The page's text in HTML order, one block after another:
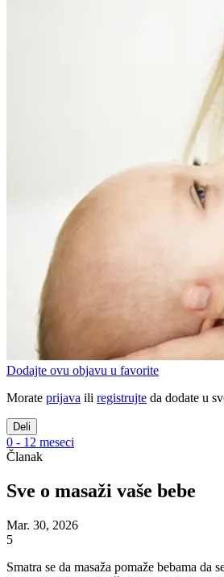
Dodajte ovu objavu u favorite
Morate prijava ili registrujte da dodate u
Deli
0 - 12 meseci
Članak
Sve o masaži vaše bebe
Mar. 30, 2026
5
Smatra se da masaža pomaže bebama da